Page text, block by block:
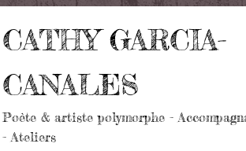
CATHY GARCIA-
CANALES
Poète & artiste polymorphe -
- Ateliers